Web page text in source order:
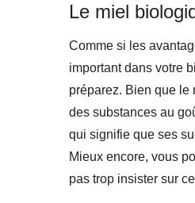
Le miel
Comme si les
important dans votre
préparez. Bien que le
des substances au
qui signifie que ses
Mieux encore, vous
pas trop insister sur